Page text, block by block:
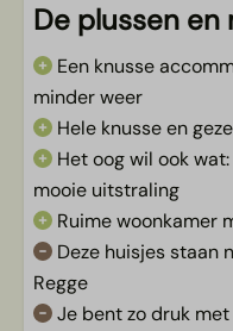
De plussen en
Een knusse
minder weer
Hele knusse en
Het oog wil ook
mooie uitstraling
Ruime woonkamer
Deze huisjes staan
Regge
Je bent zo druk